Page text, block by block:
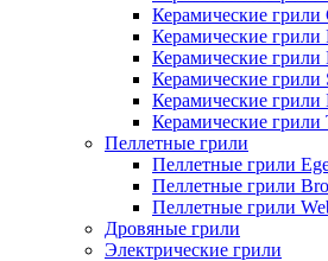
Керамические грили
Керамические грили
Керамические грили
Керамические грили
Керамические грили
Керамические грили
Пеллетные грили
Пеллетные грили
Пеллетные грили
Пеллетные грили
Дровяные грили
Электрические грили